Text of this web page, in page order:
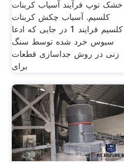
خشک توپ فرآیند آسیاب کربنات
کلسیم. آسیاب چکش کربنات
کلسیم فرایند 1 در جایی که ادعا
سبوس خرد شده توسط سنگ
زنی در روش جداسازی قطعات
برای